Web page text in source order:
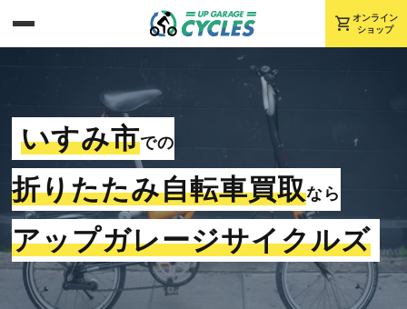
shopping_cart オンライン
ショップ
いすみ市での
折りたたみ自転車買取なら
アップガレージサイクルズ